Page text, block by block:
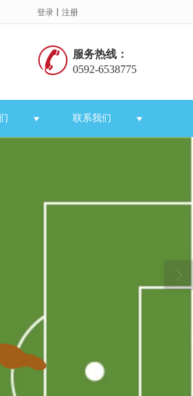
登录 丨 注册
服务热线：
0592-6538775
联系我们